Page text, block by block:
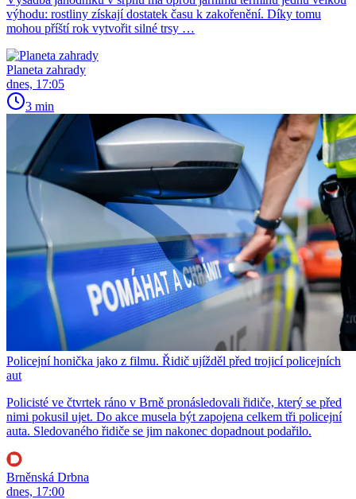
výhodu: rostliny získají dostatek času k zakořenění. Díky tomu
mohou příští rok vytvořit silné trsy …
Planeta zahrady
dnes, 17:05
3 min
Policejní honička jako z filmu. Řidič ujížděl před trojicí policejních
aut
Policisté ve čtvrtek ráno v Brně pronásledovali řidiče, který se před
nimi pokusil ujet. Do akce musela být zapojena celkem tři policejní
auta. Sledovaného řidiče se jim nakonec dopadnout podařilo.
Brněnská Drbna
dnes, 17:00